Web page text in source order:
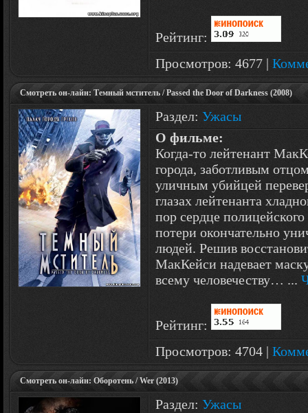
Рейтинг:
Просмотров: 4677 |
Смотреть он-лайн: Темный мститель / Passed the Door of Darkness (2008)
Раздел: Ужасы
О фильме:
Когда-то лейтенант
города, заботливым
уличным убийцей
глазах лейтенанта
пор сердце
потери окончательно
людей. Решив
МакКейси надевает
всему человечеству… ...
Рейтинг:
Просмотров: 4704 |
Смотреть он-лайн: Оборотень / Wer (2013)
Раздел: Ужасы